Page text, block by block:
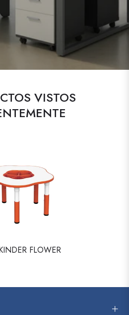
VISTOS
FLOWER